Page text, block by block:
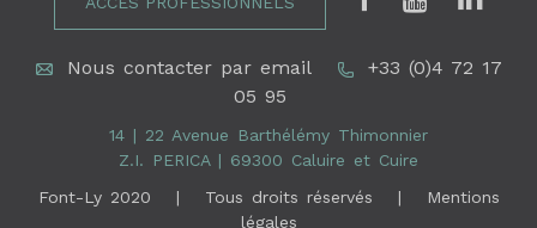
Nous contacter par email
+33 (0)4 72 17
05 95
14 | 22 Avenue Barthélémy Thimonnier
Z.I. PERICA | 69300 Caluire et Cuire
Font-Ly 2020 | Tous droits réservés |
Mentions
légales